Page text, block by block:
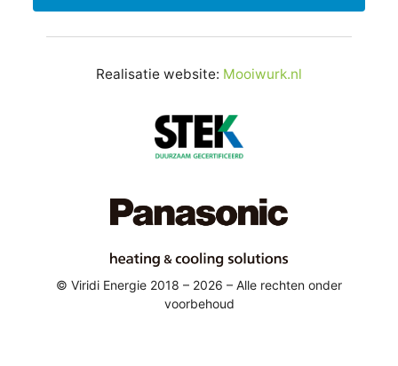
Realisatie website: Mooiwurk.nl
© Viridi Energie 2018 – 2026 – Alle rechten onder
voorbehoud